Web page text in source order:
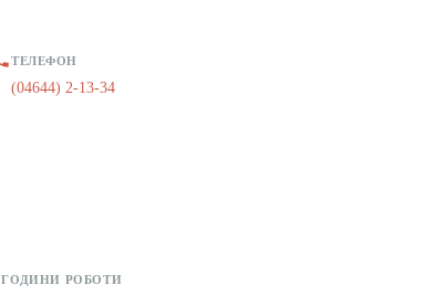
ТЕЛЕФОН
(04644) 2-13-34
ГОДИНИ РОБОТИ